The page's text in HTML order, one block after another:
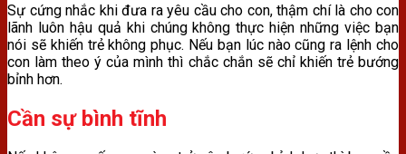
Sự cứng nhắc khi đưa ra yêu cầu cho con, thậm chí là cho con
lãnh luôn hậu quả khi chúng không thực hiện những việc bạn
nói sẽ khiến trẻ không phục. Nếu bạn lúc nào cũng ra lệnh cho
con làm theo ý của mình thì chắc chắn sẽ chỉ khiến trẻ bướng
bỉnh hơn.
Cần sự bình tĩnh